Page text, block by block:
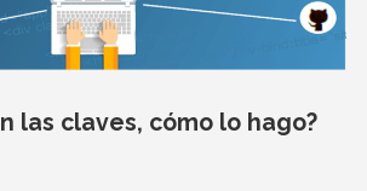
las claves, cómo lo hago?